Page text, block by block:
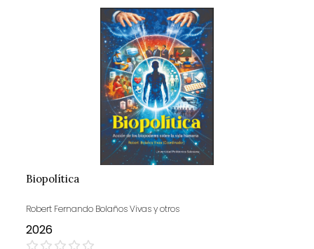
Biopolítica
Robert Fernando Bolaños Vivas y otros
2026